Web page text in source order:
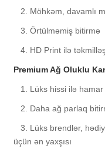
2. Möhkəm, davamlı
3. Örtülməmiş bitirmə
4. HD Print ilə
Premium Ağ Oluklu
1. Lüks hissi ilə hamar
2. Daha ağ parlaq
3. Lüks brendlər,
üçün ən yaxşısı